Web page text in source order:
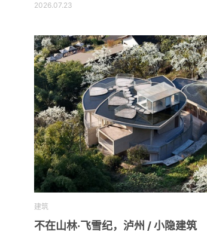
2026.07.23
建筑
不在山林·飞雪纪，泸州 / 小隐建筑